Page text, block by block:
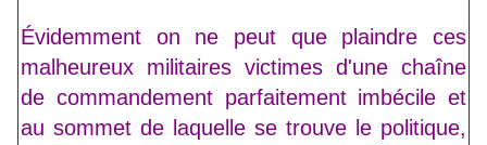
Évidemment on ne peut que plaindre ces
malheureux militaires victimes d'une chaîne
de commandement parfaitement imbécile et
au sommet de laquelle se trouve le politique,